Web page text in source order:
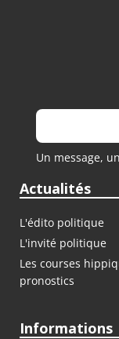
Un message,
Actualités
L'édito politique
L'invité politique
Les courses
pronostics
Informations